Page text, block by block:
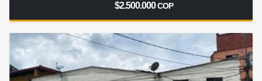
$2.500.000COP